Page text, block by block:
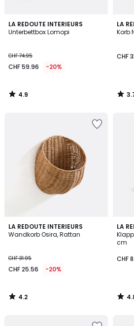
LA REDOUTE INTERIEURS
Unterbettbox Lomopi
CHF 74.95
CHF 59.96 -20%
4.9
/ 5
4.9
/
LA
Korb
CHF
3.7
/ 5
/
LA REDOUTE INTERIEURS
Wandkorb Osira, Rattan
CHF 31.95
CHF 25.56 -20%
4.2
/ 5
4.2
/
LA
cm
CHF
4.8
/ 5
3
/